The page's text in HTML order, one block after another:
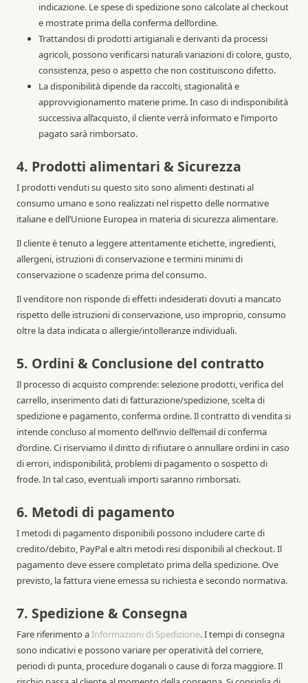
indicazione. Le spese di spedizione sono calcolate al checkout
e mostrate prima della conferma dell’ordine.
Trattandosi di prodotti artigianali e derivanti da processi
agricoli, possono verificarsi naturali variazioni di colore, gusto,
consistenza, peso o aspetto che non costituiscono difetto.
La disponibilità dipende da raccolti, stagionalità e
approvvigionamento materie prime. In caso di indisponibilità
successiva all’acquisto, il cliente verrà informato e l’importo
pagato sarà rimborsato.
4. Prodotti alimentari & Sicurezza
I prodotti venduti su questo sito sono alimenti destinati al
consumo umano e sono realizzati nel rispetto delle normative
italiane e dell’Unione Europea in materia di sicurezza alimentare.
Il cliente è tenuto a leggere attentamente etichette, ingredienti,
allergeni, istruzioni di conservazione e termini minimi di
conservazione o scadenze prima del consumo.
Il venditore non risponde di effetti indesiderati dovuti a mancato
rispetto delle istruzioni di conservazione, uso improprio, consumo
oltre la data indicata o allergie/intolleranze individuali.
5. Ordini & Conclusione del contratto
Il processo di acquisto comprende: selezione prodotti, verifica del
carrello, inserimento dati di fatturazione/spedizione, scelta di
spedizione e pagamento, conferma ordine. Il contratto di vendita si
intende concluso al momento dell’invio dell’email di conferma
d’ordine. Ci riserviamo il diritto di rifiutare o annullare ordini in caso
di errori, indisponibilità, problemi di pagamento o sospetto di
frode. In tal caso, eventuali importi saranno rimborsati.
6. Metodi di pagamento
I metodi di pagamento disponibili possono includere carte di
credito/debito, PayPal e altri metodi resi disponibili al checkout. Il
pagamento deve essere completato prima della spedizione. Ove
previsto, la fattura viene emessa su richiesta e secondo normativa.
7. Spedizione & Consegna
Fare riferimento aInformazioni di Spedizione. I tempi di consegna
sono indicativi e possono variare per operatività del corriere,
periodi di punta, procedure doganali o cause di forza maggiore. Il